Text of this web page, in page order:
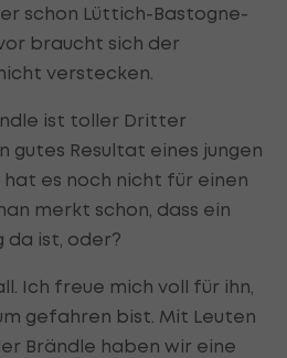
schon Lüttich-Bastogne-
braucht sich der
verstecken.
ist toller Dritter
gutes Resultat eines jungen
hat es noch nicht für einen
merkt schon, dass ein
da ist, oder?
Ich freue mich voll für ihn,
gefahren bist. Mit Leuten
Brändle haben wir eine